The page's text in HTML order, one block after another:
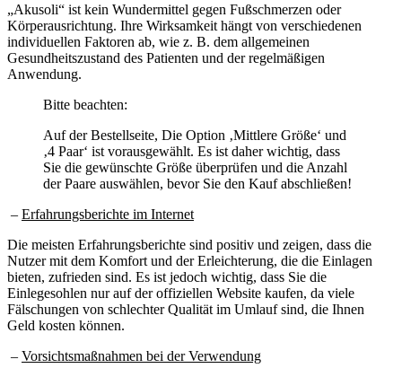
„Akusoli“ ist kein Wundermittel gegen Fußschmerzen oder
Körperausrichtung. Ihre Wirksamkeit hängt von verschiedenen
individuellen Faktoren ab, wie z. B. dem allgemeinen
Gesundheitszustand des Patienten und der regelmäßigen
Anwendung.
Bitte beachten:
Auf der Bestellseite, Die Option ‚Mittlere Größe‘ und
‚4 Paar‘ ist vorausgewählt. Es ist daher wichtig, dass
Sie die gewünschte Größe überprüfen und die Anzahl
der Paare auswählen, bevor Sie den Kauf abschließen!
– Erfahrungsberichte im Internet
Die meisten Erfahrungsberichte sind positiv und zeigen, dass die
Nutzer mit dem Komfort und der Erleichterung, die die Einlagen
bieten, zufrieden sind. Es ist jedoch wichtig, dass Sie die
Einlegesohlen nur auf der offiziellen Website kaufen, da viele
Fälschungen von schlechter Qualität im Umlauf sind, die Ihnen
Geld kosten können.
– Vorsichtsmaßnahmen bei der Verwendung